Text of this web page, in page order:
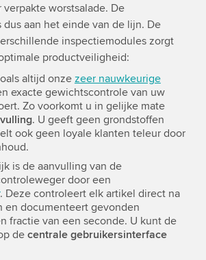
worstsalade. De
aan het einde van de lijn. De
inspectiemodules zorgt
productveiligheid:
altijd onze zeer nauwkeurige
exacte gewichtscontrole van uw
Zo voorkomt u in gelijke mate
. U geeft geen grondstoffen
ook geen loyale klanten teleur door
is de aanvulling van de
door een
. Deze controleert elk artikel direct na
en documenteert gevonden
fractie van een seconde. U kunt de
decentrale gebruikersinterface